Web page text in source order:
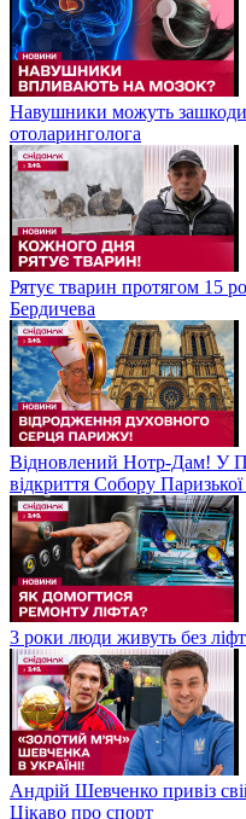
Навушники можуть
отоларинголога
Рятує тварин протягом 15
Бердичева
Відновлений Нотр-Дам! У
відкриття Собору Паризької
3 роки люди живуть без
Андрій Шевченко привіз
Цікаво про спорт